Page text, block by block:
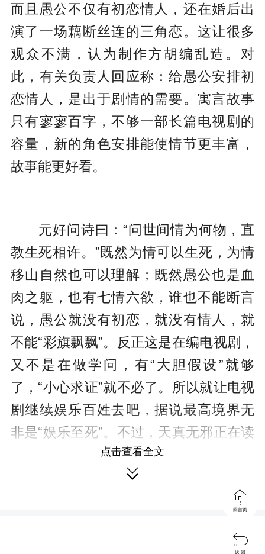
而且愚公不仅有初恋情人，还在婚后出
演了一场藕断丝连的三角恋。这让很多
观众不满，认为制作方胡编乱造。对
此，有关负责人回应称：给愚公安排初
恋情人，是出于剧情的需要。寓言故事
只有寥寥百字，不够一部长篇电视剧的
容量，新的角色安排能使情节更丰富，
故事能更好看。
元好问诗曰：“问世间情为何物，直
教生死相许。”既然为情可以生死，为情
移山自然也可以理解；既然愚公也是血
肉之躯，也有七情六欲，谁也不能断言
说，愚公就没有初恋，就没有情人，就
不能“彩旗飘飘”。反正这是在编电视剧，
又不是在做学问，有“大胆假设”就够
了，“小心求证”就不必了。所以就让电视
剧继续娱乐百姓去吧，据说最高境界无
非是“娱乐至死”。不过，天真无邪正在读
书的小朋友们请注意，好好学习，远离
当然，给老愚公找情人这种创作手
点击查看全文


回首页

返 回